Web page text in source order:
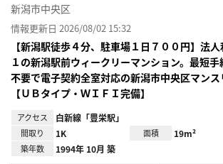
新潟市中央区
情報更新日 2026/08/02 15:32
【新潟駅徒歩４分、駐車場１日７００円】法
１の新潟駅前ウィークリーマンション。最短
不要で電子契約全室対応の新潟市中央区マン
【ＵＢタイプ・ＷＩＦＩ完備】
アクセス 白新線「豊栄駅」
間取り 1K 面積 19m²
築年数 1994年 10月 築